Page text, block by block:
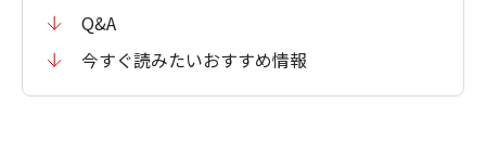
Q&A
今すぐ読みたいおすすめ情報